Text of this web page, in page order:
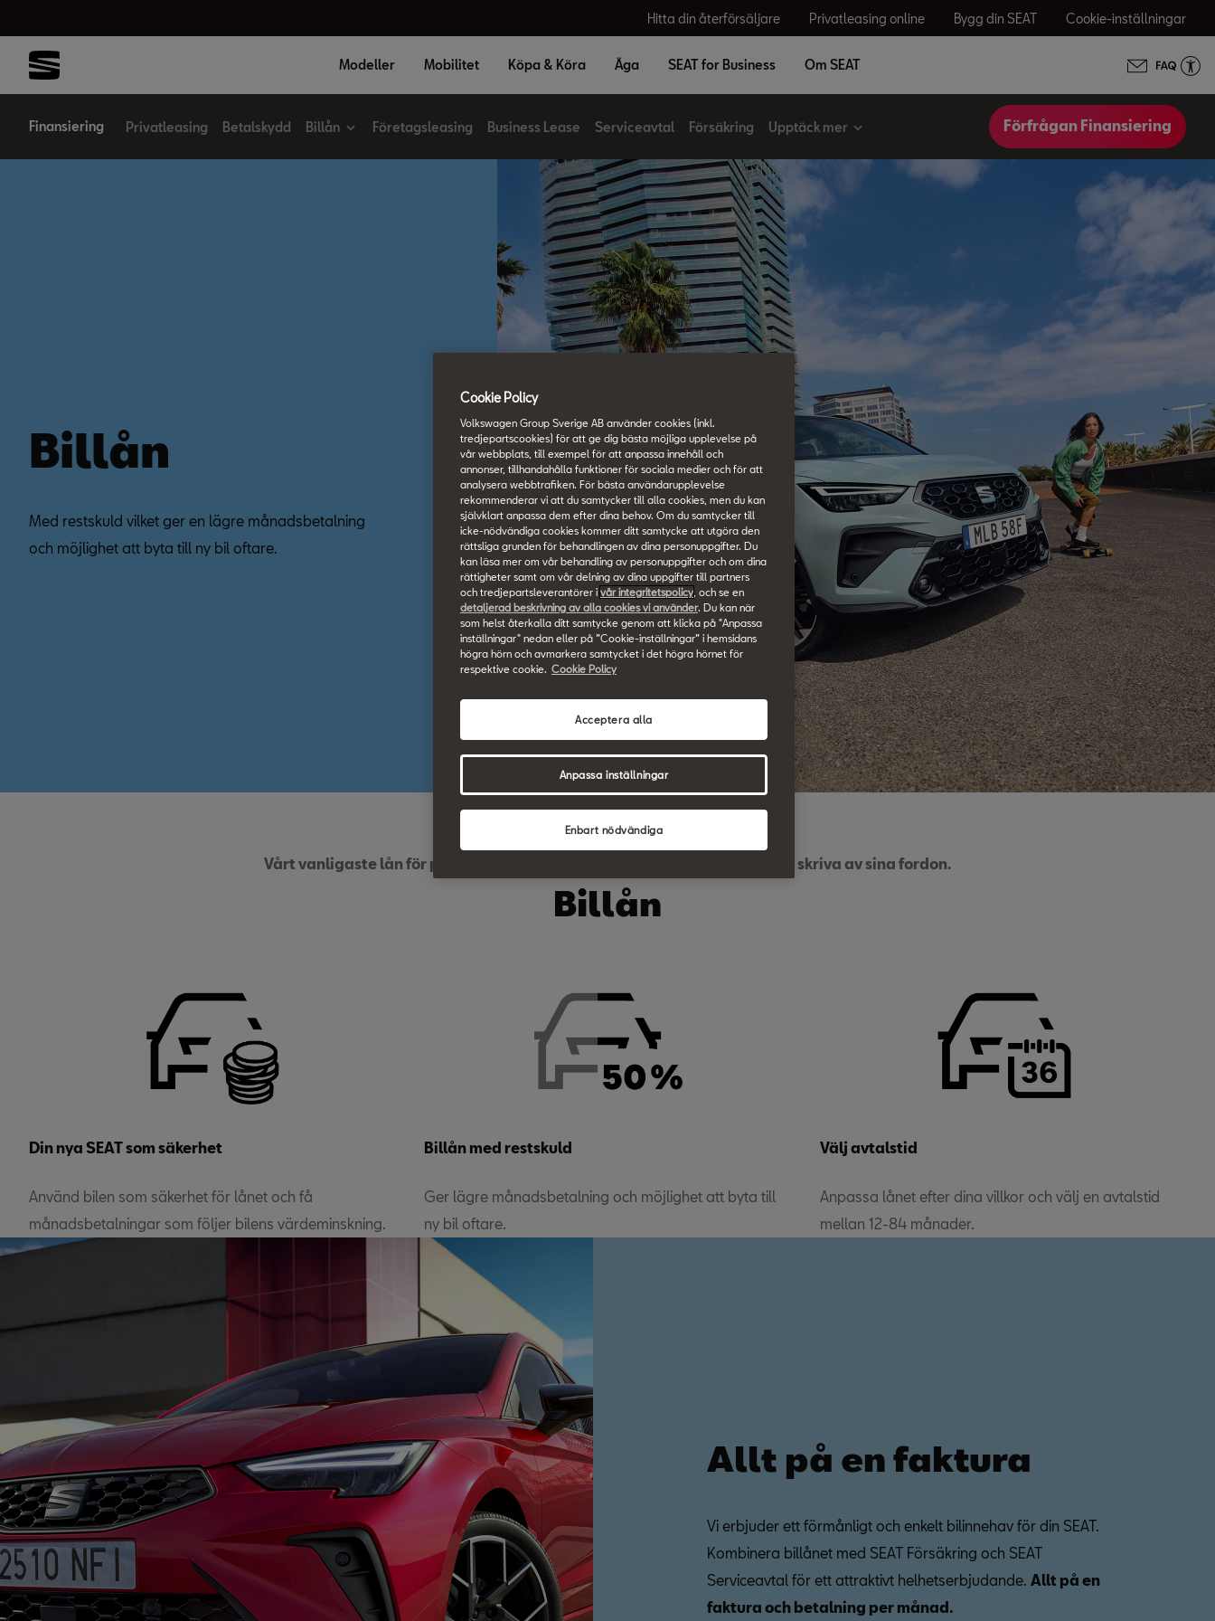
Hitta din återförsäljare Privatleasing online Bygg din SEAT Cookie-inställningar
Modeller Mobilitet Köpa & Köra Äga SEAT for Business Om SEAT
Finansiering Privatleasing Betalskydd Billån Företagsleasing Business Lease Serviceavtal Försäkring Upptäck mer Förfrågan Finansiering
Billån
Med restskuld vilket ger en lägre månadsbetalning
och möjlighet att byta till ny bil oftare.
Vårt vanligaste lån för privatpersoner, men även företag som vill äga och skriva av sina fordon.
Billån
Din nya SEAT som säkerhet
Använd bilen som säkerhet för lånet och få
månadsbetalningar som följer bilens värdeminskning.
Billån med restskuld
Ger lägre månadsbetalning och möjlighet att byta till
ny bil oftare.
Välj avtalstid
Anpassa lånet efter dina villkor och välj en avtalstid
mellan 12-84 månader.
Allt på en faktura
Vi erbjuder ett förmånligt och enkelt bilinnehav för din SEAT.
Kombinera billånet med SEAT Försäkring och SEAT
Serviceavtal för ett attraktivt helhetserbjudande. Allt på en
faktura och betalning per månad.
Cookie Policy
Volkswagen Group Sverige AB använder cookies (inkl.
tredjepartscookies) för att ge dig bästa möjliga upplevelse på
vår webbplats, till exempel för att anpassa innehåll och
annonser, tillhandahålla funktioner för sociala medier och för att
analysera webbtrafiken. För bästa användarupplevelse
rekommenderar vi att du samtycker till alla cookies, men du kan
självklart anpassa dem efter dina behov. Om du samtycker till
icke-nödvändiga cookies kommer ditt samtycke att utgöra den
rättsliga grunden för behandlingen av dina personuppgifter. Du
kan läsa mer om vår behandling av personuppgifter och om dina
rättigheter samt om vår delning av dina uppgifter till partners
och tredjepartsleverantörer i vår integritetspolicy , och se en
detaljerad beskrivning av alla cookies vi använder. Du kan när
som helst återkalla ditt samtycke genom att klicka på "Anpassa
inställningar" nedan eller på ”Cookie-inställningar” i hemsidans
högra hörn och avmarkera samtycket i det högra hörnet för
respektive cookie.
Cookie Policy
Enbart nödvändiga
Acceptera alla
Anpassa inställningar